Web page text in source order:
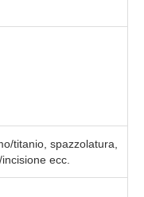
titanio, spazzolatura,
ecc.